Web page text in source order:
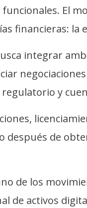
El
financieras:
integrar
y
después de
de los
de activos